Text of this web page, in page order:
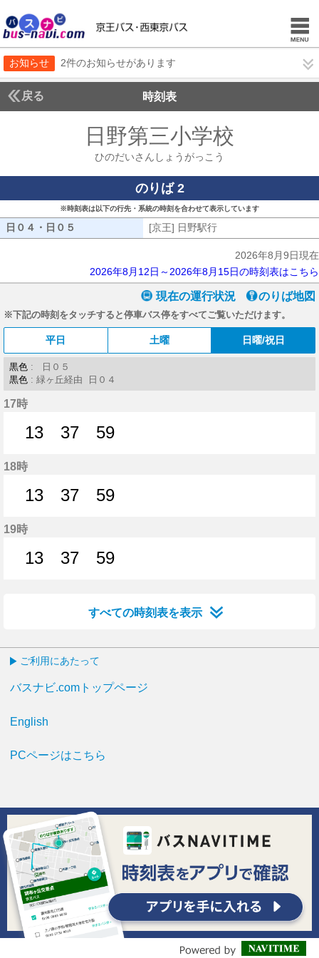
お知らせ 2件のお知らせがあります
戻る 時刻表
日野第三小学校
ひのだいさんしょうがっこう
のりば 2
※時刻表は以下の行先・系統の時刻を合わせて表示しています
日０４・日０５ [京王] 日野駅行
2026年8月9日現在
2026年8月12日～2026年8月15日の時刻表はこちら
現在の運行状況 のりば地図
※下記の時刻をタッチすると停車バス停をすべてご覧いただけます。
平日 土曜 日曜/祝日
黒色 : 日０５
黒色 : 緑ヶ丘経由 日０４
17時
13
37
59
18時
13
37
59
19時
13
37
59
すべての時刻表を表示
ご利用にあたって
バスナビ.comトップページ
English
PCページはこちら